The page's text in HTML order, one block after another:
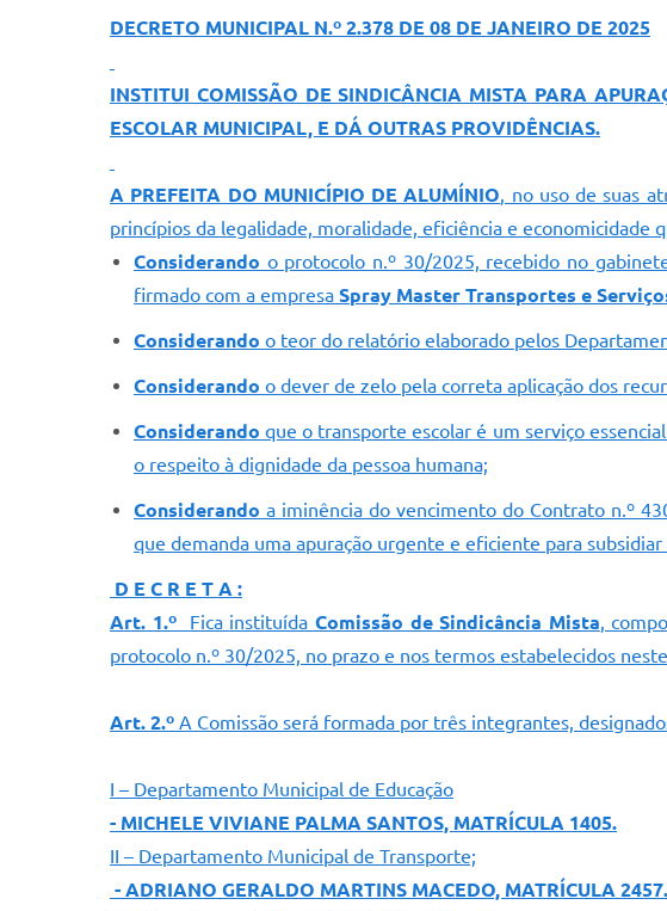
DECRETO MUNICIPAL N.º 2.378 DE 08 DE JANEIRO DE 2025
INSTITUI COMISSÃO DE SINDICÂNCIA MISTA PARA
ESCOLAR MUNICIPAL, E DÁ OUTRAS PROVIDÊNCIAS.
A PREFEITA DO MUNICÍPIO DE ALUMÍNIO, no uso de suas
princípios da legalidade, moralidade, eficiência e economicidade
Considerando o protocolo n.º 30/2025, recebido no
firmado com a empresa Spray Master Transportes e
Considerando o teor do relatório elaborado pelos
Considerando o dever de zelo pela correta aplicação dos
Considerando que o transporte escolar é um serviço
o respeito à dignidade da pessoa humana;
Considerando a iminência do vencimento do Contrato n.º
que demanda uma apuração urgente e eficiente para
D E C R E T A :
Art. 1.º Fica instituídaComissão de Sindicância Mista,
protocolo n.º 30/2025, no prazo e nos termos estabelecidos
Art. 2.º A Comissão será formada por três integrantes,
I – Departamento Municipal de Educação
- MICHELE VIVIANE PALMA SANTOS, MATRÍCULA 1405.
II – Departamento Municipal de Transporte;
- ADRIANO GERALDO MARTINS MACEDO, MATRÍCULA 2457.